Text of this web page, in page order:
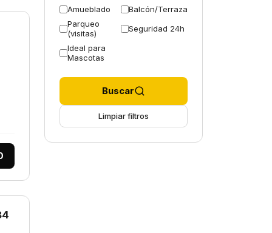
Amueblado
Balcón/Terraza
Parqueo
(visitas)
Seguridad 24h
Ideal para
Mascotas
Buscar
Limpiar filtros